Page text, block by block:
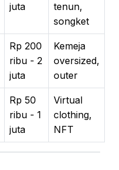
juta
tenun,
songket
Rp 200
ribu - 2
juta
Kemeja
oversized,
outer
Rp 50
ribu - 1
juta
Virtual
clothing,
NFT